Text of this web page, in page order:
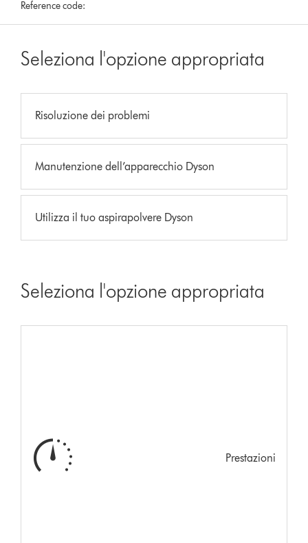
Reference code:
Seleziona l'opzione appropriata
Risoluzione dei problemi
Manutenzione dell’apparecchio Dyson
Utilizza il tuo aspirapolvere Dyson
Seleziona l'opzione appropriata
Prestazioni